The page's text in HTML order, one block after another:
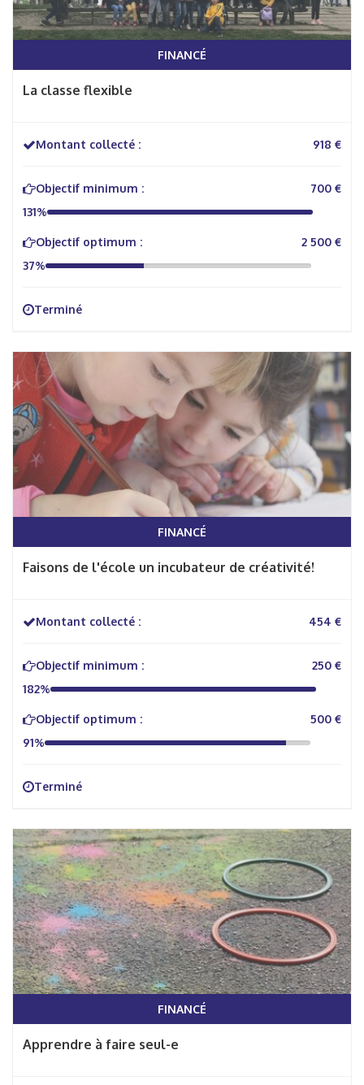
FINANCÉ
La classe flexible
Montant collecté : 918 €
Objectif minimum :
700 €
131%
Objectif optimum :
2 500 €
37%
Terminé
FINANCÉ
Faisons de l'école un incubateur de créativité!
Montant collecté : 454 €
Objectif minimum :
250 €
182%
Objectif optimum :
500 €
91%
Terminé
FINANCÉ
Apprendre à faire seul-e